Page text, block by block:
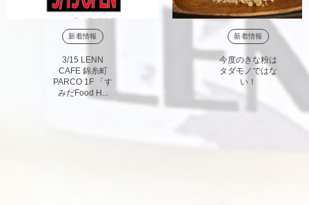
新着情報
3/15 LENN
CAFE 錦糸町
PARCO 1F 「す
みだFood H...
新着情報
今度のきな粉は
タダモノではな
い！